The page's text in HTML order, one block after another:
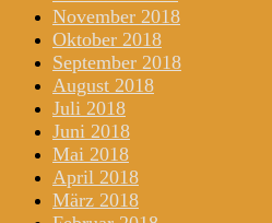
November 2018
Oktober 2018
September 2018
August 2018
Juli 2018
Juni 2018
Mai 2018
April 2018
März 2018